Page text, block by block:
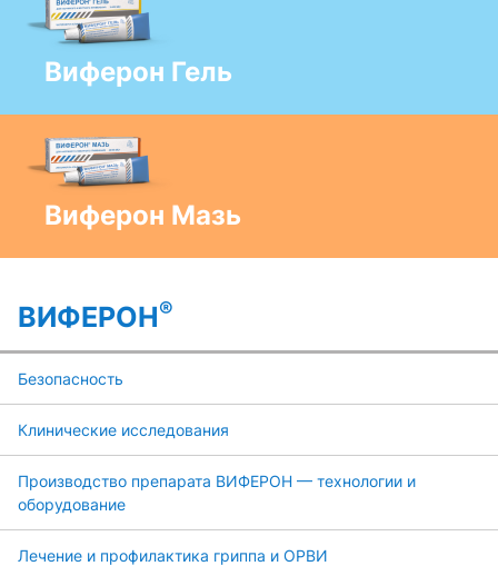
Виферон Гель
Виферон Мазь
ВИФЕРОН®
Безопасность
Клинические исследования
Производство препарата ВИФЕРОН — технологии и
оборудование
Лечение и профилактика гриппа и ОРВИ